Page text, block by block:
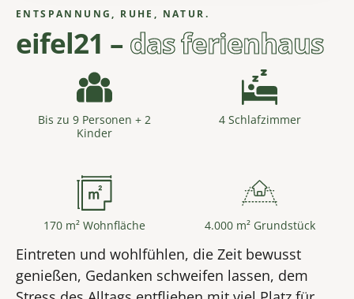
ENTSPANNUNG, RUHE, NATUR.
eifel21 – das ferienhaus
Bis zu 9 Personen + 2
Kinder
4 Schlafzimmer
170 m² Wohnfläche 4.000 m² Grundstück
Eintreten und wohlfühlen, die Zeit bewusst
genießen, Gedanken schweifen lassen, dem